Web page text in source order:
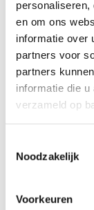
en om ons
informatie over
partners voor
partners
informatie die
verzameld op
Noodzakelijk
Voorkeuren
Voor informatie
Je kunt ook een
een certificaat
volgen:
Online
laat dat dan